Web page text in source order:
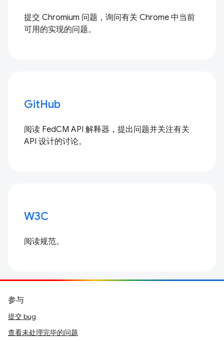
提交 Chromium 问题，询问有关 Chrome 中当前
可用的实现的问题。
GitHub
阅读 FedCM API 解释器，提出问题并关注有关
API 设计的讨论。
W3C
阅读规范。
参与
提交 bug
查看未处理完毕的问题